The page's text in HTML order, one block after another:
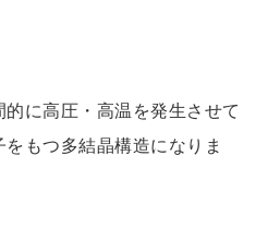
に高圧・高温を発生させて
もつ多結晶構造になりま